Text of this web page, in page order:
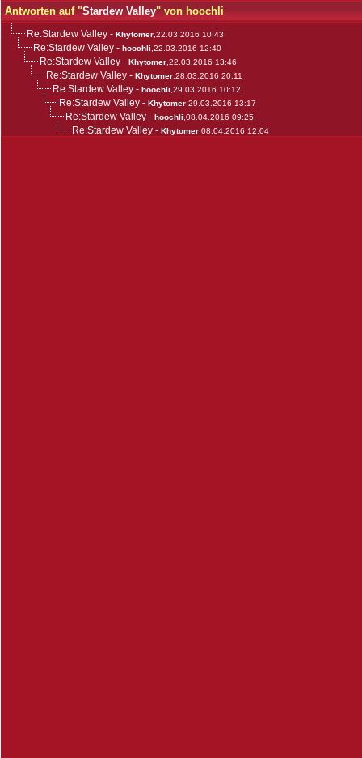
Antworten auf "Stardew Valley" von hoochli
Re:Stardew Valley - Khytomer ,22.03.2016 10:43
Re:Stardew Valley - hoochli ,22.03.2016 12:40
Re:Stardew Valley - Khytomer ,22.03.2016 13:46
Re:Stardew Valley - Khytomer ,28.03.2016 20:11
Re:Stardew Valley - hoochli ,29.03.2016 10:12
Re:Stardew Valley - Khytomer ,29.03.2016 13:17
Re:Stardew Valley - hoochli ,08.04.2016 09:25
Re:Stardew Valley - Khytomer ,08.04.2016 12:04